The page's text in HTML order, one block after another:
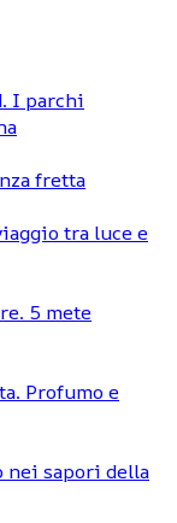
I parchi
fretta
tra luce e
5 mete
Profumo e
nei sapori della